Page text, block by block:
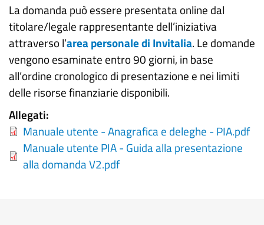
La domanda può essere presentata online dal
titolare/legale rappresentante dell’iniziativa
attraverso l’area personale di Invitalia. Le domande
vengono esaminate entro 90 giorni, in base
all’ordine cronologico di presentazione e nei limiti
delle risorse finanziarie disponibili.
Allegati
Manuale utente - Anagrafica e deleghe - PIA.pdf
Manuale utente PIA - Guida alla presentazione
alla domanda V2.pdf